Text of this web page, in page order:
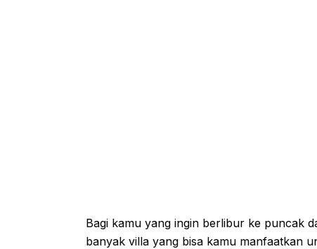
Bagi kamu yang ingin berlibur ke puncak
banyak villa yang bisa kamu manfaatkan